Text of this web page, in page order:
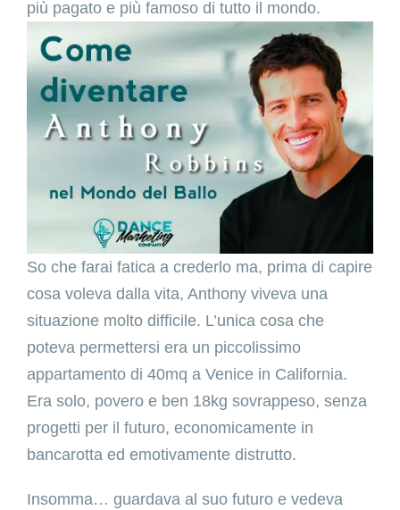
più pagato e più famoso di tutto il mondo.
So che farai fatica a crederlo ma, prima di capire
cosa voleva dalla vita, Anthony viveva una
situazione molto difficile. L’unica cosa che
poteva permettersi era un piccolissimo
appartamento di 40mq a Venice in California.
Era solo, povero e ben 18kg sovrappeso, senza
progetti per il futuro, economicamente in
bancarotta ed emotivamente distrutto.
Insomma… guardava al suo futuro e vedeva